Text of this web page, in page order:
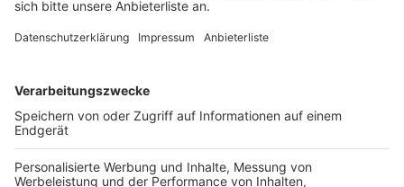
auf die Straße gebracht worden, damit sind die
Arbeiten jetzt abgeschlossen. Eigentlich war das Ende
das ganze jetzt aber doch schneller, so Bergheims
Bürgermeister Mießeler.